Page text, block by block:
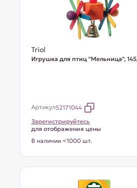
Triol
Игрушка для птиц "Мельница",
Артикул52171044
Зарегистрируйтесь
для отображения цены
В наличии <1000 шт.